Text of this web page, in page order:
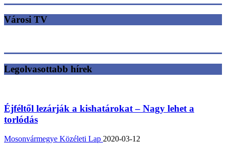
Városi TV
Legolvasottabb hírek
Éjféltől lezárják a kishatárokat – Nagy lehet a
torlódás
Mosonvármegye Közéleti Lap 2020-03-12